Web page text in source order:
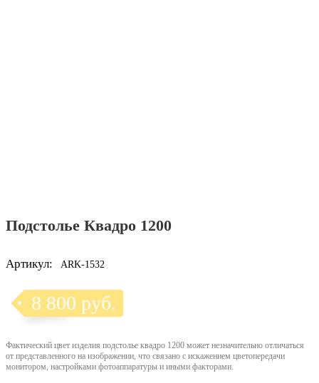
Подстолье Квадро 1200
Артикул: ARK-1532
8 800 руб.
Фактический цвет изделия подстолье квадро 1200 может незначительно отличаться
от представленного на изображении, что связано с искажением цветопередачи
монитором, настройками фотоаппаратуры и иными факторами.